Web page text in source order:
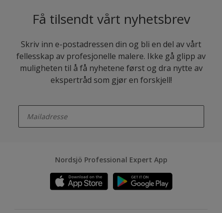
Få tilsendt vårt nyhetsbrev
Skriv inn e-postadressen din og bli en del av vårt
fellesskap av profesjonelle malere. Ikke gå glipp av
muligheten til å få nyhetene først og dra nytte av
ekspertråd som gjør en forskjell!
Nordsjö Professional Expert App